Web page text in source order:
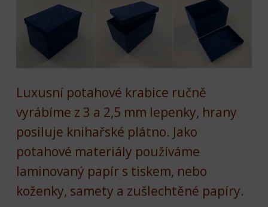
Luxusní potahové krabice ručně
vyrábíme z 3 a 2,5 mm lepenky, hrany
posiluje knihařské plátno. Jako
potahové materiály používáme
laminovaný papír s tiskem, nebo
koženky, samety a zušlechtěné papíry.